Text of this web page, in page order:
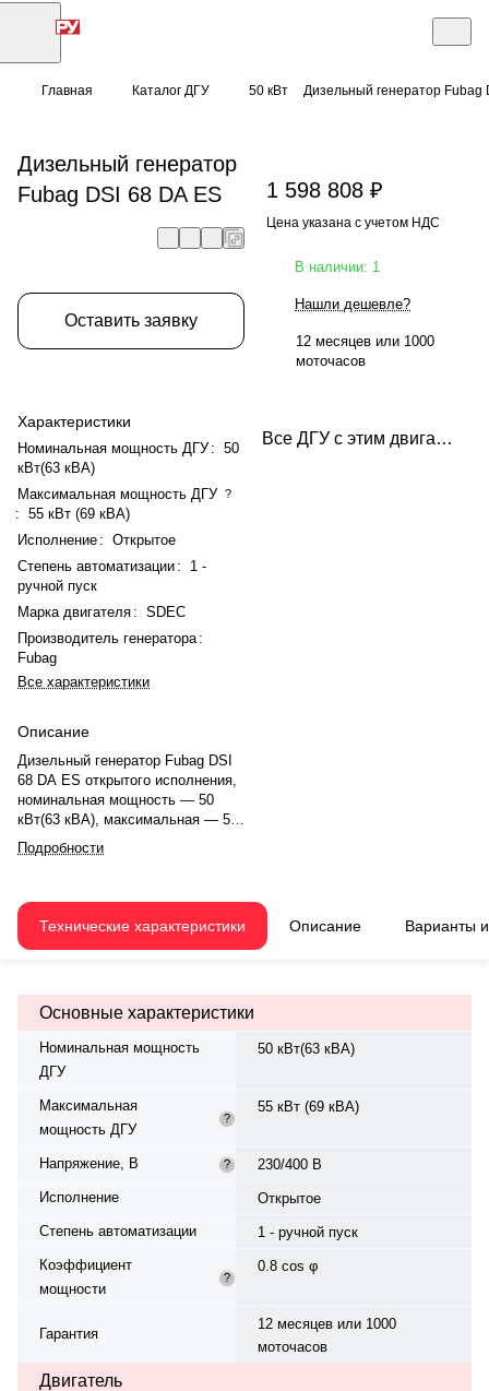
Главная Каталог ДГУ 50 кВт Дизельный генератор Fubag
Дизельный генератор
Fubag DSI 68 DA ES
Оставить заявку
Характеристики
Номинальная мощность ДГУ : 50
кВт(63 кВА)
Максимальная мощность ДГУ ?
: 55 кВт (69 кВА)
Исполнение : Открытое
Степень автоматизации :
1 -
ручной пуск
Марка двигателя : SDEC
Производитель генератора :
Fubag
Все характеристики
Описание
Дизельный генератор Fubag DSI
68 DA ES открытого исполнения,
номинальная мощность — 50
кВт(63 кВА), максимальная — 55
кВт (69 кВА). Двигатель SDEC
SC4H95D2, рядное, 4.0-
оборотов. Система охлаждения
— жидкостная. Частота
230/400 В, 50 Гц, . Расход
топлива: 11.4 л/ч при 75%..
75% мощности — 8.8 ч. Уровень
шума — 85 дБ. Вес — 820 кг,
Производство: Германия,
гарантия — 12 месяцев или 1000
Подробности
1 598 808 ₽
Цена указана с учетом НДС
В наличии: 1
Нашли дешевле?
12 месяцев или 1000
моточасов
Все ДГУ с этим двигателем
Технические характеристики Описание Варианты
Основные характеристики
Номинальная мощность
ДГУ
50 кВт(63 кВА)
Максимальная
мощность ДГУ
?
55 кВт (69 кВА)
Напряжение, В ?
230/400 В
Исполнение
Открытое
Степень автоматизации
1 - ручной пуск
Коэффициент
мощности
?
0.8 cos φ
Гарантия
12 месяцев или 1000
моточасов
Двигатель